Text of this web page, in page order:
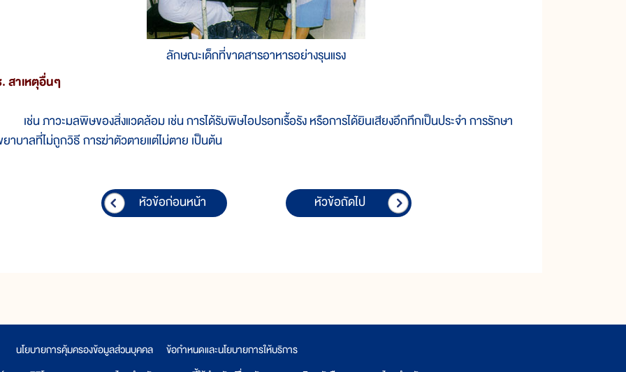
ลักษณะเด็กที่ขาดสารอาหารอย่างรุนแรง
สาเหตุอื่นๆ
น ภาวะมลพิษของสิ่งแวดล้อม เช่น การได้รับพิษไอปรอทเรื้อรัง หรือการได้ยินเสียงอึกทึกเป็นประจำ การรักษา
าบาลที่ไม่ถูกวิธี การฆ่าตัวตายแต่ไม่ตาย เป็นต้น
หัวข้อก่อนหน้า หัวข้อถัดไป
นโยบายการคุ้มครองข้อมูลส่วนบุคคล
ข้อกำหนดและนโยบายการให้บริการ